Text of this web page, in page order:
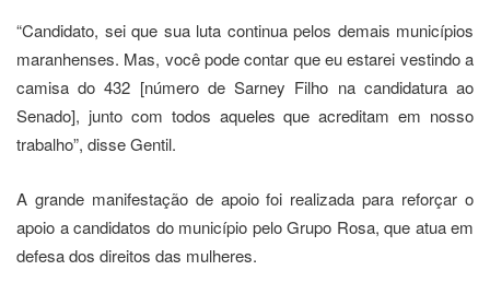
“Candidato, sei que sua luta continua pelos demais municípios
maranhenses. Mas, você pode contar que eu estarei vestindo a
camisa do 432 [número de Sarney Filho na candidatura ao
Senado], junto com todos aqueles que acreditam em nosso
trabalho”, disse Gentil.
A grande manifestação de apoio foi realizada para reforçar o
apoio a candidatos do município pelo Grupo Rosa, que atua em
defesa dos direitos das mulheres.